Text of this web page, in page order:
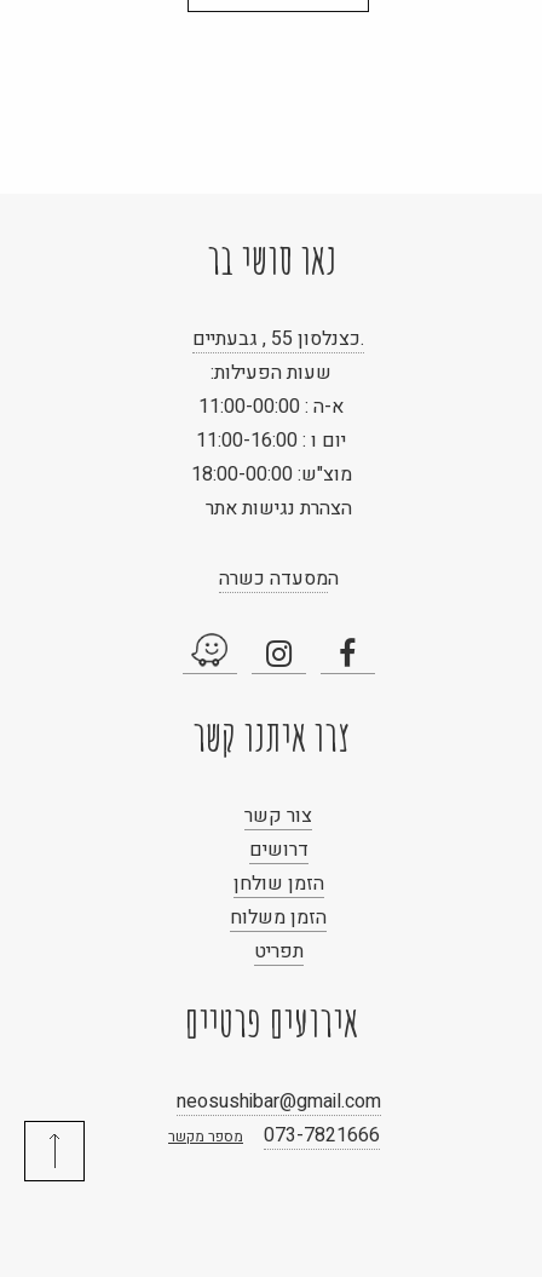
נאו סושי בר
.כצנלסון 55 , גבעתיים
שעות הפעילות:
א-ה : 11:00-00:00
יום ו : 11:00-16:00
מוצ"ש: 18:00-00:00
הצהרת נגישות אתר
המסעדה כשרה
צרו איתנו קשר
צור קשר
דרושים
הזמן שולחן
הזמן משלוח
תפריט
אירועים פרטיים
neosushibar@gmail.com
073-7821666
מספר מקשר